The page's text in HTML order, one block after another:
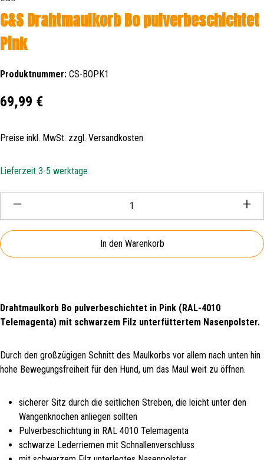
C&S Drahtmaulkorb Bo pulverbeschichtet
Pink
Produktnummer: CS-BOPK1
Regulärer Preis:
69,99 €
Preise inkl. MwSt. zzgl. Versandkosten
Lieferzeit 3-5 werktage
Produkt Anzahl: Gib den gewünschten Wert ein oder
In den Warenkorb
Drahtmaulkorb Bo pulverbeschichtet in Pink (RAL-4010
Telemagenta) mit schwarzem Filz unterfüttertem Nasenpolster.
Durch den großzügigen Schnitt des Maulkorbs vor allem nach unten hin
hohe Bewegungsfreiheit für den Hund, um das Maul weit zu öffnen.
sicherer Sitz durch die seitlichen Streben, die leicht unter den
Wangenknochen anliegen sollten
Pulverbeschichtung in RAL 4010 Telemagenta
schwarze Lederriemen mit Schnallenverschluss